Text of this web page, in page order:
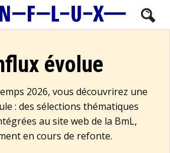
évolue
2026, vous découvrirez une
: des sélections thématiques
au site web de la BmL,
en cours de refonte.